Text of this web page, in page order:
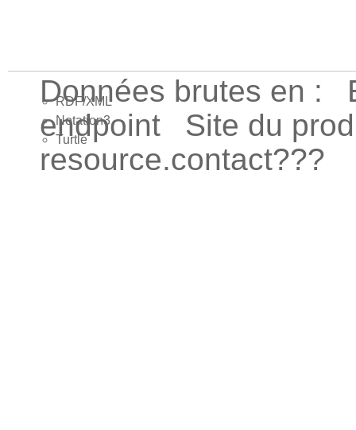
Données brutes en :
RDF/XML
Notation3
Turtle
endpoint
Site du
resource.contact???